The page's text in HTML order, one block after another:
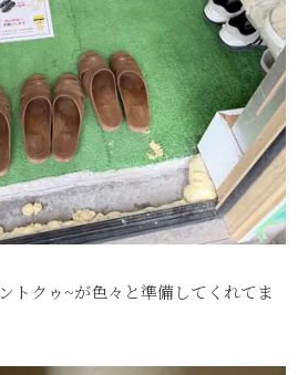
トクゥ~が色々と準備してくれてま